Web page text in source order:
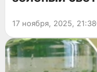
17 ноября, 2025, 21:38